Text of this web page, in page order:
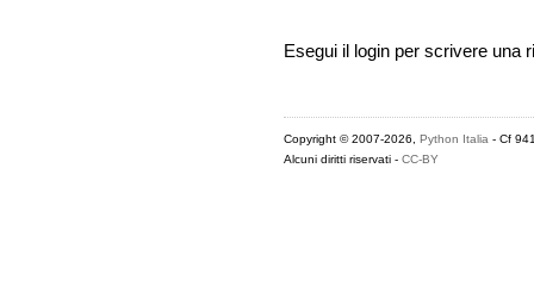
Esegui il login per scrivere una
Copyright © 2007-2026, Python Italia- Cf
Alcuni diritti riservati - CC-BY